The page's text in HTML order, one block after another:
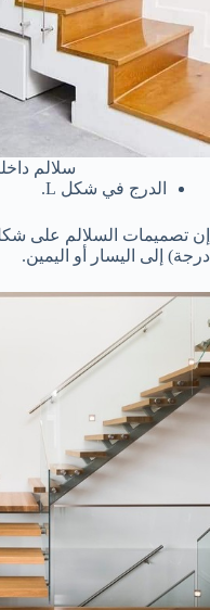
سلالم
الدرج في شكل L.
درجة) إلى اليسار أو اليمين.